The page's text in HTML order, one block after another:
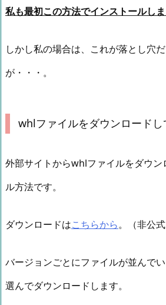
私も最初この方法でインストールしま
しかし私の場合は、これが落とし穴
が・・・。
whlファイルをダウンロード
外部サイトからwhlファイルをダウン
ル方法です。
ダウンロードはこちらから。（非公式
バージョンごとにファイルが並んで
選んでダウンロードします。